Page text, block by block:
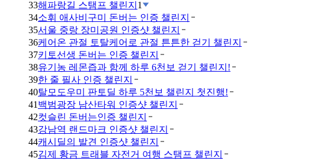
33해파랑길 스탬프 챌린지 1
34소휘 애사비구미 돈버는 인증 챌린지
35서울 중랑 장미공원 인증샷 챌린지
36케어온 관절 토탈케어로 관절 튼튼한 걷기 챌린지
37키토선생 돈버는 인증 챌린지
38유기농 레몬즙과 함께 하루 6천보 걷기 챌린지!
39한 줄 필사 인증 챌린지
40탈모도우미 판토딜 하루 5천보 챌린지 첫진행!
41 백범광장 남산타워 인증샷 챌린지
42컷슬린 돈버는인증 챌린지
43강남역 랜드마크 인증샷 챌린지
44캐시딜의 발견 인증샷 챌린지
45김제 황금 트래블 자전거 여행 스탬프 챌린지